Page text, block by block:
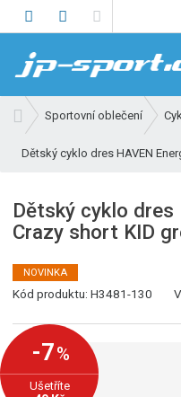
v
o
í
s
r
a
a
Sportovní oblečení
Dětský cyklo dres HAVEN
Dětský cyklo dres
Crazy short KID
NOVINKA
Kód produktu:H3481-130
-7%
Ušetříte